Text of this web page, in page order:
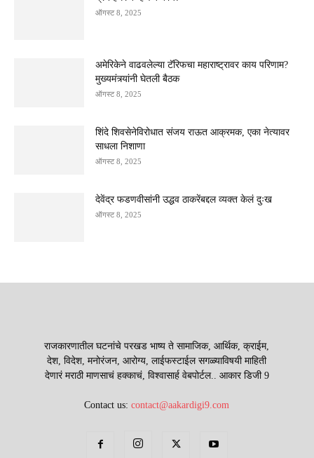
ऑगस्ट 8, 2025
अमेरिकेने वाढवलेल्या टॅरिफचा महाराष्ट्रावर काय परिणाम?
मुख्यमंत्र्यांनी घेतली बैठक
ऑगस्ट 8, 2025
शिंदे शिवसेनेविरोधात संजय राऊत आक्रमक, एका नेत्यावर
साधला निशाणा
ऑगस्ट 8, 2025
देवेंद्र फडणवीसांनी उद्धव ठाकरेंबद्दल व्यक्त केलं दुःख
ऑगस्ट 8, 2025
राजकारणातील घटनांचे परखड भाष्य ते सामाजिक, आर्थिक, क्राईम,
देश, विदेश, मनोरंजन, आरोग्य, लाईफस्टाईल सगळ्याविषयी माहिती
देणारं मराठी माणसाचं हक्काचं, विश्वासार्ह वेबपोर्टल.. आकार डिजी 9
Contact us:contact@aakardigi9.com